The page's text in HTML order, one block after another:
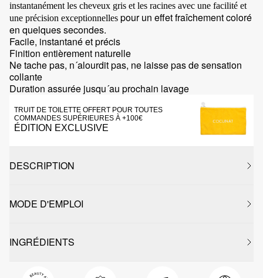
instantanément les cheveux gris et les racines avec une facilité et
une précision exceptionnelles pour un effet fraîchement coloré
en quelques secondes.
Facile, instantané et précis
Finition entièrement naturelle
Ne tache pas, n´alourdit pas, ne laisse pas de sensation
collante
Duration assurée jusqu´au prochain lavage
TRUIT DE TOILETTE OFFERT POUR TOUTES
COMMANDES SUPÉRIEURES À +100€
ÉDITION EXCLUSIVE
DESCRIPTION
MODE D'EMPLOI
INGRÉDIENTS